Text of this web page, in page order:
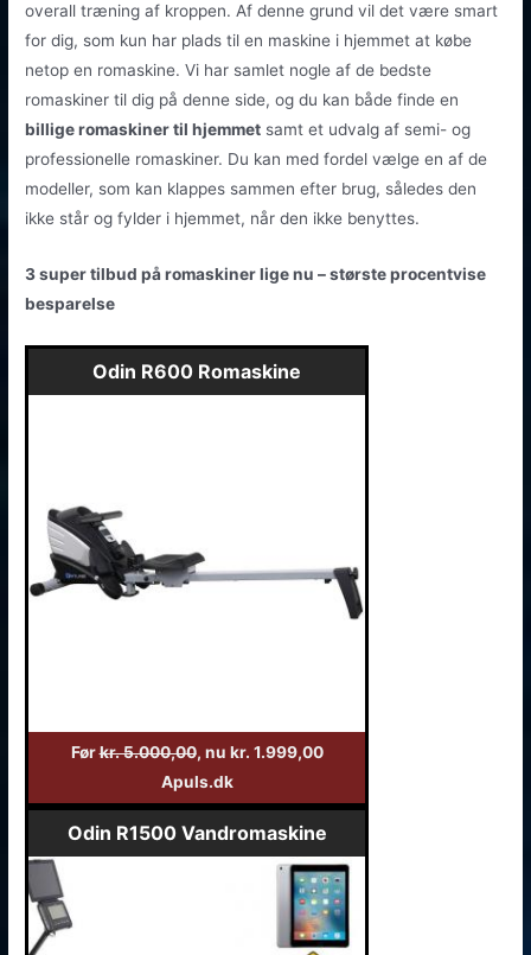
overall træning af kroppen. Af denne grund vil det være smart
for dig, som kun har plads til en maskine i hjemmet at købe
netop en romaskine. Vi har samlet nogle af de bedste
romaskiner til dig på denne side, og du kan både finde en
billige romaskiner til hjemmet samt et udvalg af semi- og
professionelle romaskiner. Du kan med fordel vælge en af de
modeller, som kan klappes sammen efter brug, således den
ikke står og fylder i hjemmet, når den ikke benyttes.
3 super tilbud på romaskiner lige nu – største procentvise
besparelse
Odin R600 Romaskine
Førkr. 5.000,00, nu kr. 1.999,00
Apuls.dk
Odin R1500 Vandromaskine